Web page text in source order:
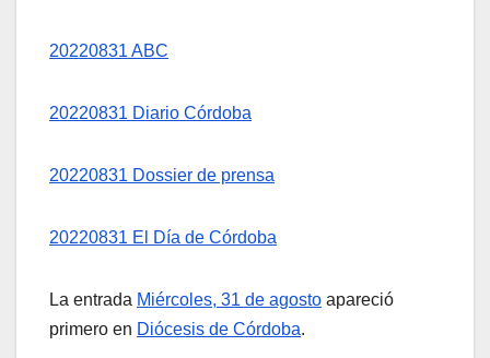
20220831 ABC
20220831 Diario Córdoba
20220831 Dossier de prensa
20220831 El Día de Córdoba
La entrada Miércoles, 31 de agosto apareció
primero en Diócesis de Córdoba.